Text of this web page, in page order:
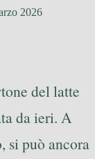
2026
del latte
da ieri. A
si può ancora